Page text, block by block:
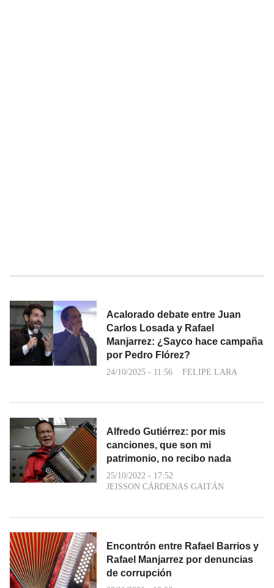
Acalorado debate entre Juan
Carlos Losada y Rafael
Manjarrez: ¿Sayco hace campaña
por Pedro Flórez?
24/10/2025 - 11:56 FELIPE LARA
Alfredo Gutiérrez: por mis
canciones, que son mi
patrimonio, no recibo nada
25/10/2022 - 17:52
JEISSON CÁRDENAS GAITÁN
Encontrón entre Rafael Barrios y
Rafael Manjarrez por denuncias
de corrupción